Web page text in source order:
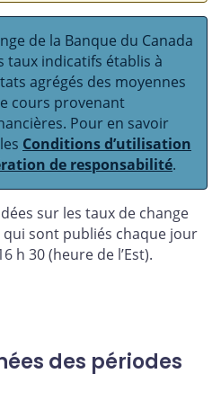
de la Banque du Canada
taux indicatifs établis à
agrégés des moyennes
cours provenant
Pour en savoir
Conditions d’utilisation
de responsabilité.
sur les taux de change
qui sont publiés chaque jour
h 30 (heure de l’Est).
des périodes